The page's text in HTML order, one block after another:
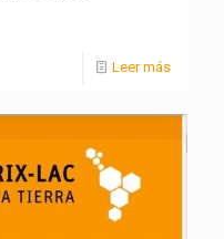
Leer más